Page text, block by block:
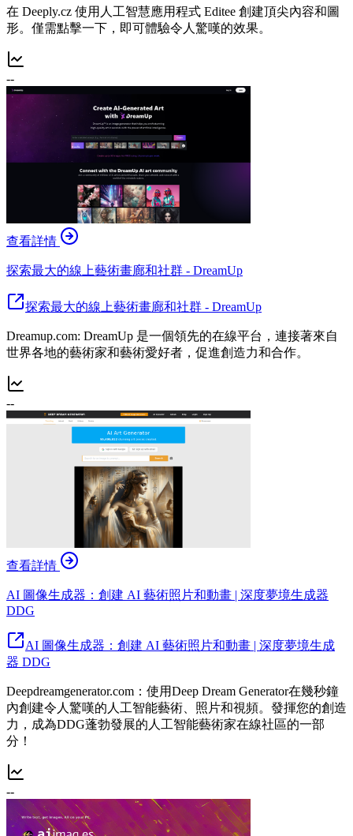
在 Deeply.cz 使用人工智慧應用程式 Editee 創建頂尖內容和圖
形。僅需點擊一下，即可體驗令人驚嘆的效果。
--
查看詳情
探索最大的線上藝術畫廊和社群 - DreamUp
探索最大的線上藝術畫廊和社群 - DreamUp
Dreamup.com: DreamUp 是一個領先的在線平台，連接著來自
世界各地的藝術家和藝術愛好者，促進創造力和合作。
--
查看詳情
AI 圖像生成器：創建 AI 藝術照片和動畫 | 深度夢境生成器
DDG
AI 圖像生成器：創建 AI 藝術照片和動畫 | 深度夢境生成
器 DDG
Deepdreamgenerator.com：使用Deep Dream Generator在幾秒鐘
內創建令人驚嘆的人工智能藝術、照片和視頻。發揮您的創造
力，成為DDG蓬勃發展的人工智能藝術家在線社區的一部
分！
--